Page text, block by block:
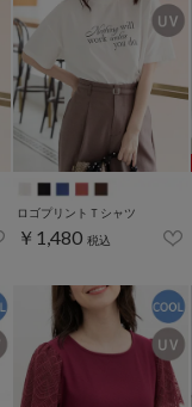
ロゴプリントＴシャツ
￥1,480 税込